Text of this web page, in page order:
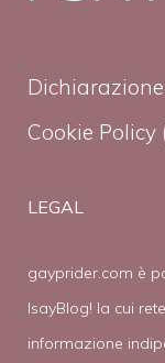
Cookie Policy
LEGAL
gayprider.com è
IsayBlog! la cui
informazione